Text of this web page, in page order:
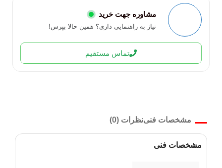
مشاوره جهت خرید
نیاز به راهنمایی داری؟ همین حالا بپرس!
تماس مستقیم
مشخصات فنینظرات (0)
مشخصات فنی